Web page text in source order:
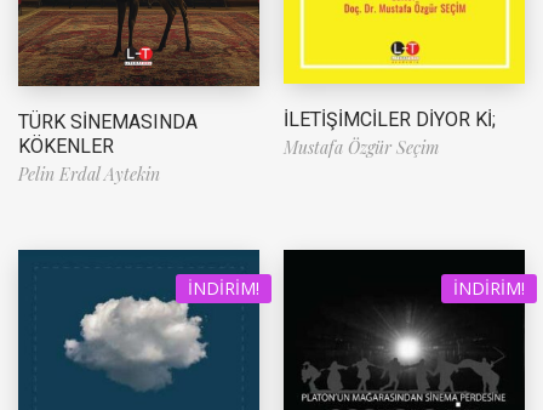
TÜRK SİNEMASINDA
KÖKENLER
Pelin Erdal Aytekin
İLETİŞİMCİLER DİYOR Kİ;
Mustafa Özgür Seçim
İNDIRIM! İNDIRIM!